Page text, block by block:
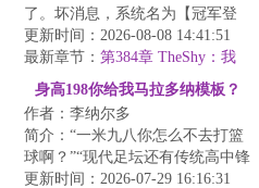
了。坏消息，系统名为【冠军登
峰系统】，只有击败冠军强敌才
解锁奖励。林冬...
更新时间：2026-08-08 14:41:51
最新章节： 第384章 TheShy：我
感觉到了，是他！
身高198你给我马拉多纳模板？
作者：李纳尔多
简介：“一米九八你怎么不去打篮
球啊？”“现代足坛还有传统高中锋
的生存空间吗？”“你这样的性格是
更新时间：2026-07-29 16:16:31